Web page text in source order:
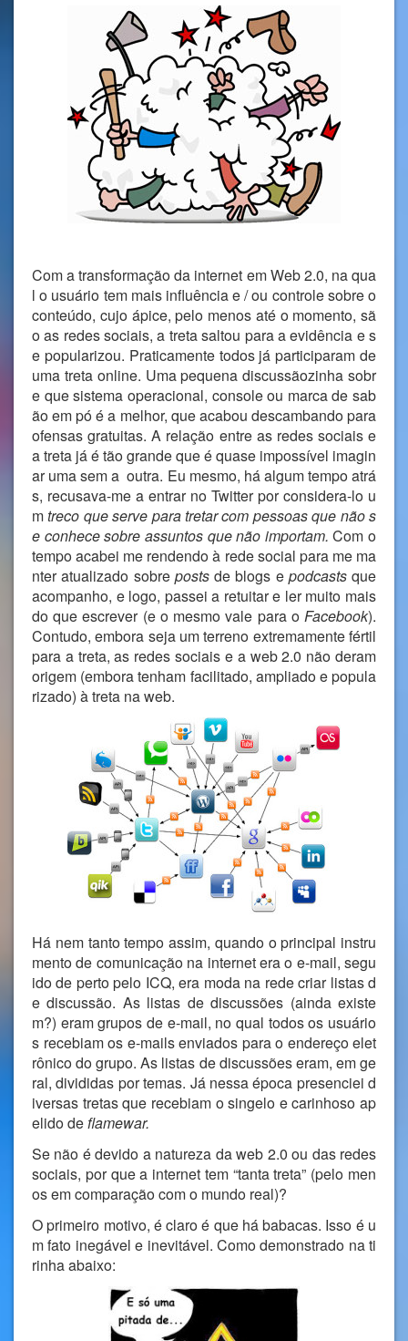
Com a transformação da internet em Web 2.0, na qua
l o usuário tem mais influência e / ou controle sobre o
conteúdo, cujo ápice, pelo menos até o momento, sã
o as redes sociais, a treta saltou para a evidência e s
e popularizou. Praticamente todos já participaram de
uma treta online. Uma pequena discussãozinha sobr
e que sistema operacional, console ou marca de sab
ão em pó é a melhor, que acabou descambando para
ofensas gratuitas. A relação entre as redes sociais e
a treta já é tão grande que é quase impossível imagin
ar uma sem a outra. Eu mesmo, há algum tempo atrá
s, recusava-me a entrar no Twitter por considera-lo u
mtreco que serve para tretar com pessoas que não s
e conhece sobre assuntos que não importam. Com o
tempo acabei me rendendo à rede social para me ma
nter atualizado sobre postsde blogs e podcastsque
acompanho, e logo, passei a retuitar e ler muito mais
do que escrever (e o mesmo vale para o Facebook).
Contudo, embora seja um terreno extremamente fértil
para a treta, as redes sociais e a web 2.0 não deram
origem (embora tenham facilitado, ampliado e popula
rizado) à treta na web.
Há nem tanto tempo assim, quando o principal instru
mento de comunicação na internet era o e-mail, segu
ido de perto pelo ICQ, era moda na rede criar listas d
e discussão. As listas de discussões (ainda existe
m?) eram grupos de e-mail, no qual todos os usuário
s recebiam os e-mails enviados para o endereço elet
rônico do grupo. As listas de discussões eram, em ge
ral, divididas por temas. Já nessa época presenciei d
iversas tretas que recebiam o singelo e carinhoso ap
elido deflamewar.
Se não é devido a natureza da web 2.0 ou das redes
sociais, por que a internet tem “tanta treta” (pelo men
os em comparação com o mundo real)?
O primeiro motivo, é claro é que há babacas. Isso é u
m fato inegável e inevitável. Como demonstrado na ti
rinha abaixo: